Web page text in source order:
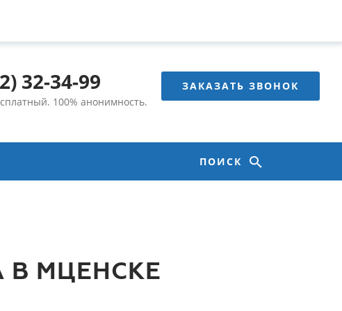
32-34-99
100% анонимность.
ЗАКАЗАТЬ ЗВОНОК
ПОИСК
В МЦЕНСКЕ